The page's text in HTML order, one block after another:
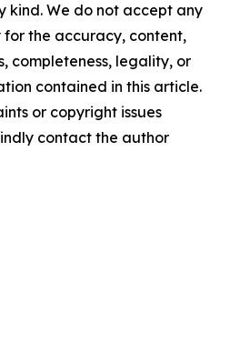
kind. We do not accept any
the accuracy, content,
completeness, legality, or
contained in this article.
or copyright issues
contact the author